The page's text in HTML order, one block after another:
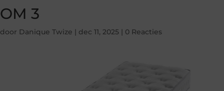
OM 3
door Danique Twize | dec 11, 2025 | 0 Reacties